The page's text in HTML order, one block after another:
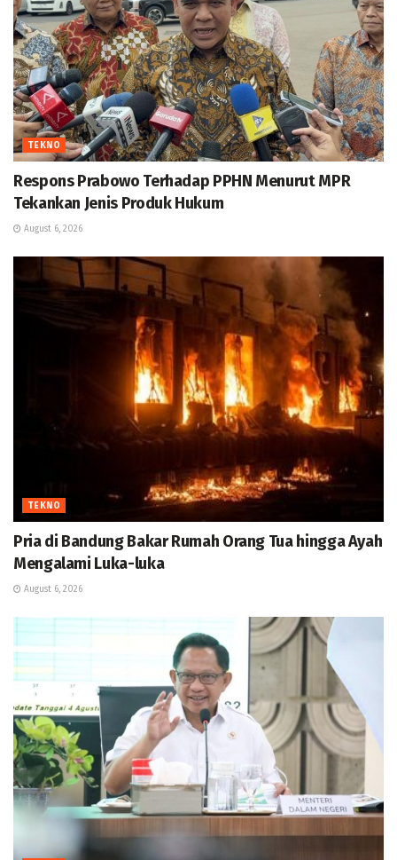
TEKNO
Respons Prabowo Terhadap PPHN Menurut MPR
Tekankan Jenis Produk Hukum
August 6, 2026
TEKNO
Pria di Bandung Bakar Rumah Orang Tua hingga Ayah
Mengalami Luka-luka
August 6, 2026